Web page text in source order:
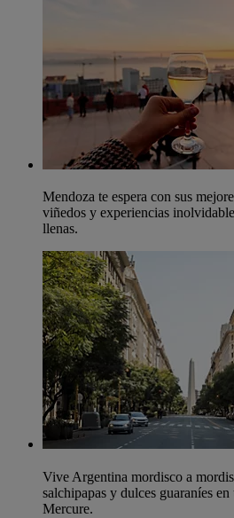
Mendoza te espera con sus
viñedos y experiencias
llenas.
Vive Argentina mordisco a
salchipapas y dulces guaraníes
Mercure.